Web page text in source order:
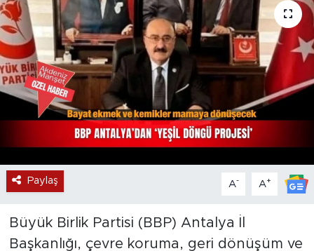
Paylaş A- A+
Büyük Birlik Partisi (BBP) Antalya İl
Başkanlığı, çevre koruma, geri dönüşüm ve
Turizm